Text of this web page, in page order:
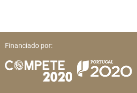
Financiado por: